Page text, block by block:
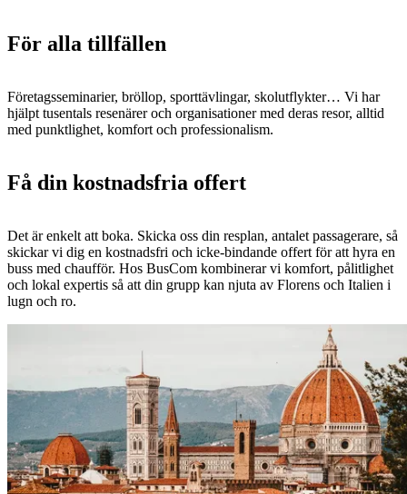
För alla tillfällen
Företagsseminarier, bröllop, sporttävlingar, skolutflykter… Vi har
hjälpt tusentals resenärer och organisationer med deras resor, alltid
med punktlighet, komfort och professionalism.
Få din kostnadsfria offert
Det är enkelt att boka. Skicka oss din resplan, antalet passagerare, så
skickar vi dig en kostnadsfri och icke-bindande offert för att hyra en
buss med chaufför. Hos BusCom kombinerar vi komfort, pålitlighet
och lokal expertis så att din grupp kan njuta av Florens och Italien i
lugn och ro.